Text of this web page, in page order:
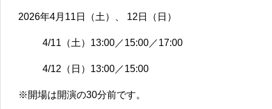
2026年4月11日（土）、 12日（日）
4/11（土）13:00／15:00／17:00
4/12（日）13:00／15:00
※開場は開演の30分前です。